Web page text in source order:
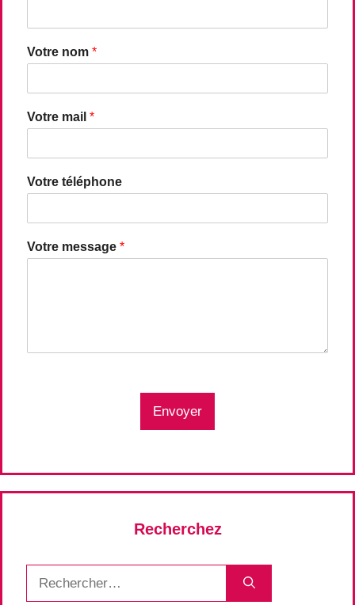
Votre nom *
Votre mail *
Votre téléphone
Votre message *
Envoyer
Recherchez